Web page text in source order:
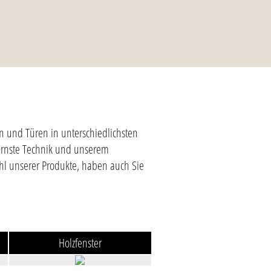
und Türen in unterschiedlichsten
Technik und unserem
unserer Produkte, haben auch Sie
Holzfenster